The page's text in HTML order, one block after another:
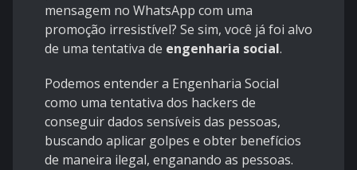
mensagem no WhatsApp com uma
promoção irresistível? Se sim, você já foi alvo
de uma tentativa de engenharia social.
Podemos entender a Engenharia Social
como uma tentativa dos hackers de
conseguir dados sensíveis das pessoas,
buscando aplicar golpes e obter benefícios
de maneira ilegal, enganando as pessoas.